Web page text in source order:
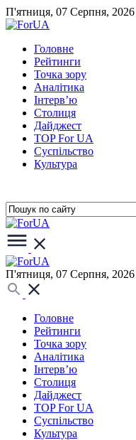
П'ятниця, 07 Серпня, 2026
Головне
Рейтинги
Точка зору
Аналітика
Інтерв’ю
Столиця
Дайджест
TOP For UA
Суспiльство
Культура
П'ятниця, 07 Серпня, 2026
Головне
Рейтинги
Точка зору
Аналітика
Інтерв’ю
Столиця
Дайджест
TOP For UA
Суспiльство
Культура